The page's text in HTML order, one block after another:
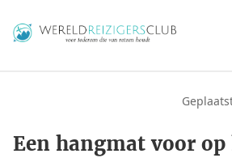
Een hangmat voor